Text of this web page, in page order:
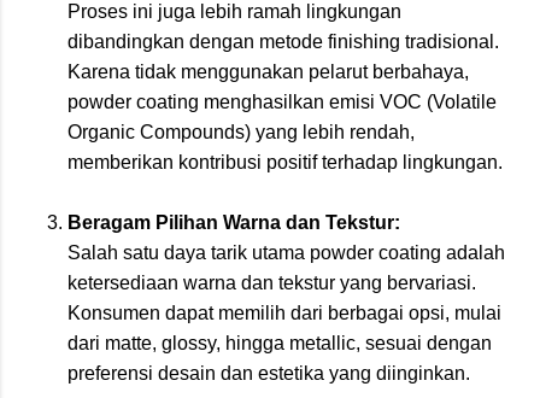
Proses ini juga lebih ramah lingkungan
dibandingkan dengan metode finishing tradisional.
Karena tidak menggunakan pelarut berbahaya,
powder coating menghasilkan emisi VOC (Volatile
Organic Compounds) yang lebih rendah,
memberikan kontribusi positif terhadap lingkungan.
Beragam Pilihan Warna dan Tekstur:
Salah satu daya tarik utama powder coating adalah
ketersediaan warna dan tekstur yang bervariasi.
Konsumen dapat memilih dari berbagai opsi, mulai
dari matte, glossy, hingga metallic, sesuai dengan
preferensi desain dan estetika yang diinginkan.